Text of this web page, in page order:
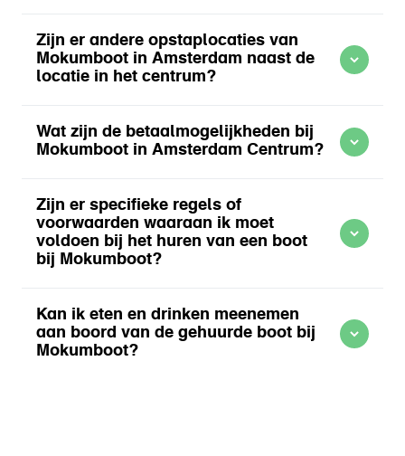
website
website
Meer informatie over Bootverhuur Amsterdam Centrum
Zijn er andere opstaplocaties van
Mokumboot in Amsterdam naast de
locatie in het centrum?
website
Meer informatie over Bootverhuur Amsterdam Centrum
Wat zijn de betaalmogelijkheden bij
Mokumboot in Amsterdam Centrum?
website
Meer informatie over Bootverhuur Amsterdam Centrum
Zijn er specifieke regels of
voorwaarden waaraan ik moet
voldoen bij het huren van een boot
bij Mokumboot?
Kan ik eten en drinken meenemen
aan boord van de gehuurde boot bij
Mokumboot?